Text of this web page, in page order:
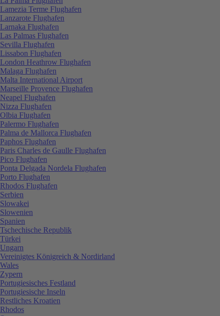
Lamezia Terme Flughafen
Lanzarote Flughafen
Larnaka Flughafen
Las Palmas Flughafen
Sevilla Flughafen
Lissabon Flughafen
London Heathrow Flughafen
Malaga Flughafen
Malta International Airport
Marseille Provence Flughafen
Neapel Flughafen
Nizza Flughafen
Olbia Flughafen
Palermo Flughafen
Palma de Mallorca Flughafen
Paphos Flughafen
Paris Charles de Gaulle Flughafen
Pico Flughafen
Ponta Delgada Nordela Flughafen
Porto Flughafen
Rhodos Flughafen
Serbien
Slowakei
Slowenien
Spanien
Tschechische Republik
Türkei
Ungarn
Vereinigtes Königreich & Nordirland
Wales
Zypern
Portugiesisches Festland
Portugiesische Inseln
Restliches Kroatien
Rhodos